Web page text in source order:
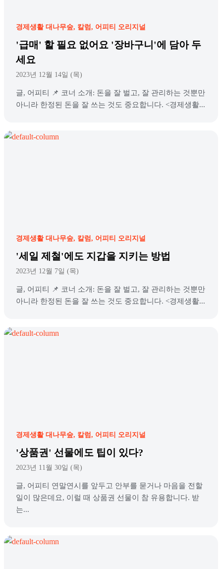
경제생활 대나무숲 칼럼 어피티 오리지널
'급매' 할 필요 없어요 '장바구니'에 담아 두
세요
2023년 12월 14일 (목)
글, 어피티 📌 코너 소개: 돈을 잘 벌고, 잘 관리하는 것뿐만
아니라 한정된 돈을 잘 쓰는 것도 중요합니다. <경제생활...
경제생활 대나무숲 칼럼 어피티 오리지널
'세일 제철'에도 지갑을 지키는 방법
2023년 12월 7일 (목)
글, 어피티 📌 코너 소개: 돈을 잘 벌고, 잘 관리하는 것뿐만
아니라 한정된 돈을 잘 쓰는 것도 중요합니다. <경제생활...
경제생활 대나무숲 칼럼 어피티 오리지널
'상품권' 선물에도 팁이 있다?
2023년 11월 30일 (목)
글, 어피티 연말연시를 앞두고 안부를 묻거나 마음을 전할
일이 많은데요, 이럴 때 상품권 선물이 참 유용합니다. 받
는...